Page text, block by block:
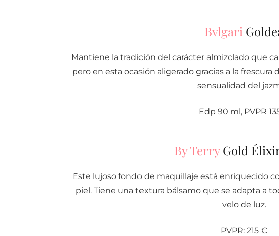
Bvlgari
Mantiene la tradición del carácter almizclado que
pero en esta ocasión aligerado gracias a la frescura
sensualidad del
Edp 90 ml, PVPR
By TerryGold
Este lujoso fondo de maquillaje está enriquecido
piel. Tiene una textura bálsamo que se adapta a
velo de luz.
PVPR: 215 €